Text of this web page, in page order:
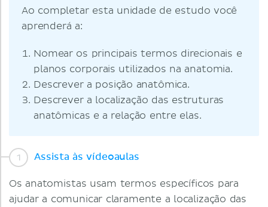
Ao completar esta unidade de estudo você
aprenderá a:
Nomear os principais termos direcionais e
planos corporais utilizados na anatomia.
Descrever a posição anatômica.
Descrever a localização das estruturas
anatômicas e a relação entre elas.
Assista às vídeoaulas
Os anatomistas usam termos específicos para
ajudar a comunicar claramente a localização das